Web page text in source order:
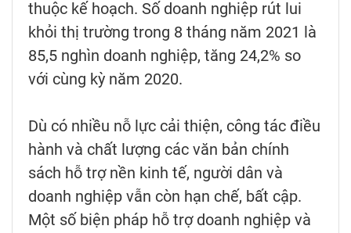
thuộc kế hoạch. Số doanh nghiệp rút lui
khỏi thị trường trong 8 tháng năm 2021 là
85,5 nghìn doanh nghiệp, tăng 24,2% so
với cùng kỳ năm 2020.
Dù có nhiều nỗ lực cải thiện, công tác điều
hành và chất lượng các văn bản chính
sách hỗ trợ nền kinh tế, người dân và
doanh nghiệp vẫn còn hạn chế, bất cập.
Một số biện pháp hỗ trợ doanh nghiệp và